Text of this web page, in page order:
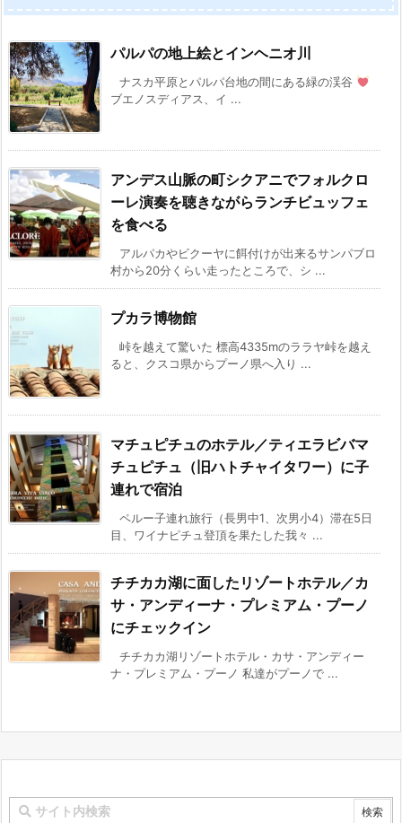
パルパの地上絵とインヘニオ川
ナスカ平原とパルパ台地の間にある緑の渓谷
ブエノスディアス、イ ...
アンデス山脈の町シクアニでフォルクロ
ーレ演奏を聴きながらランチビュッフェ
を食べる
アルパカやビクーヤに餌付けが出来るサンパブロ
村から20分くらい走ったところで、シ ...
プカラ博物館
峠を越えて驚いた 標高4335mのララヤ峠を越え
ると、クスコ県からプーノ県へ入り ...
マチュピチュのホテル／ティエラビバマ
チュピチュ（旧ハトチャイタワー）に子
連れで宿泊
ペルー子連れ旅行（長男中1、次男小4）滞在5日
目、ワイナピチュ登頂を果たした我々 ...
チチカカ湖に面したリゾートホテル／カ
サ・アンディーナ・プレミアム・プーノ
にチェックイン
チチカカ湖リゾートホテル・カサ・アンディー
ナ・プレミアム・プーノ 私達がプーノで ...